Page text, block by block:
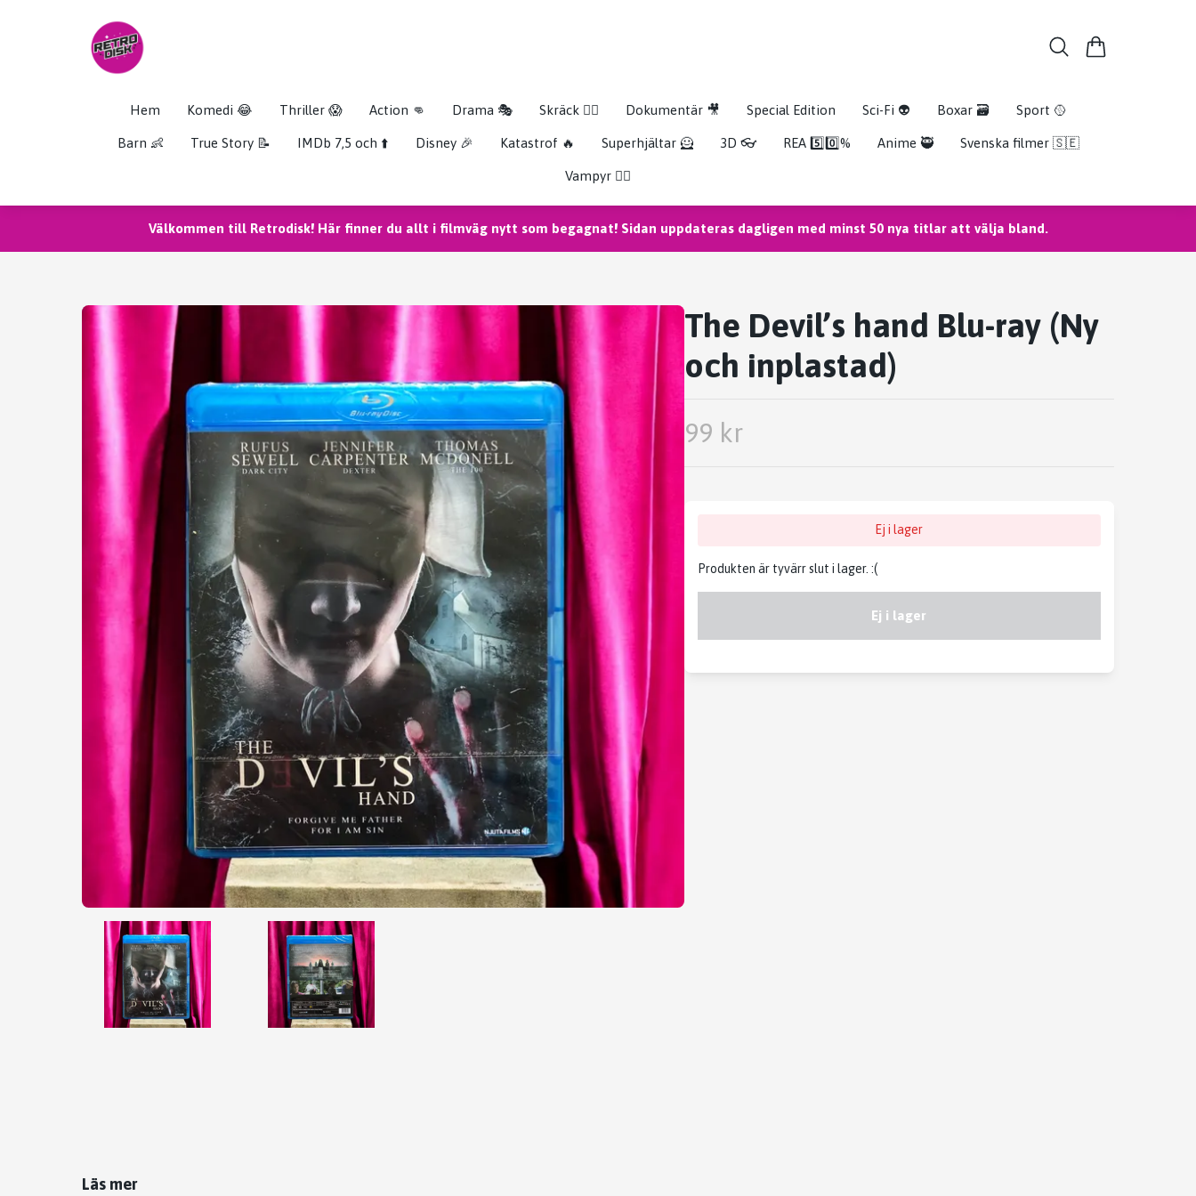
Hem Komedi 😂 Thriller 😱 Action 👊 Drama 🎭 Skräck 🧟‍♂️ Dokumentär 🎥 Special Edition Sci-Fi 👽 Boxar 🗃️ Sport 🥎
Barn 👶 True Story 📝 IMDb 7,5 och ⬆️ Disney 🎉 Katastrof 🔥 Superhjältar 🦸 3D 👓 REA 5️⃣0️⃣% Anime 🥷 Svenska filmer 🇸🇪
Vampyr 🧛‍♀️
Välkommen till Retrodisk! Här finner du allt i filmväg nytt som begagnat! Sidan uppdateras dagligen med minst 50 nya titlar att välja bland.
The Devil’s hand Blu-ray (Ny
och inplastad)
99 kr
Ej i lager
Produkten är tyvärr slut i lager. :(
Ej i lager
Läs mer